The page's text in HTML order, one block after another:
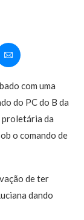
com uma
do PC do B da
proletária da
o comando de
de ter
dando